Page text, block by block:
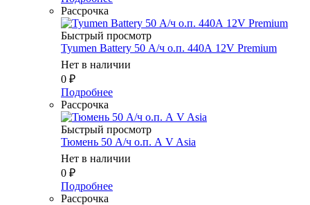
Рассрочка
Быстрый просмотр
Tyumen Battery 50 А/ч о.п. 440А 12V Premium
Нет в наличии
0 ₽
Подробнее
Рассрочка
Быстрый просмотр
Тюмень 50 А/ч о.п. А V Asia
Нет в наличии
0 ₽
Подробнее
Рассрочка